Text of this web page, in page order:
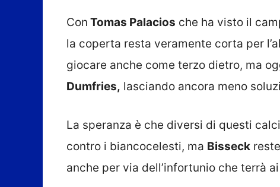
Con Tomas Palacios che ha visto il
la coperta resta veramente corta per
giocare anche come terzo dietro, ma
Dumfries, lasciando ancora meno
La speranza è che diversi di questi
contro i biancocelesti, ma Bisseck
anche per via dell’infortunio che terrà